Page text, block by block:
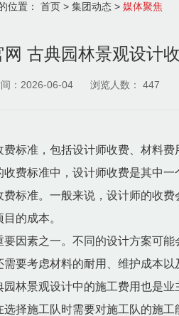
位置： 首页 > 集团动态 > 媒体聚焦
网 古典园林景观设计
：2026-06-04 浏览人数： 447
标准，包括设计师收费、材料
费标准中，设计师收费是其中一
标准。一般来说，设计师的收
的成本。
因素之一。不同的设计方案可
要考虑材料的耐用、维护成本
林景观设计中的施工费用也是
择施工队时需要对施工队的施